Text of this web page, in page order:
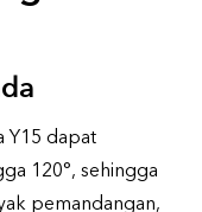
Y15 dapat
120°, sehingga
pemandangan,